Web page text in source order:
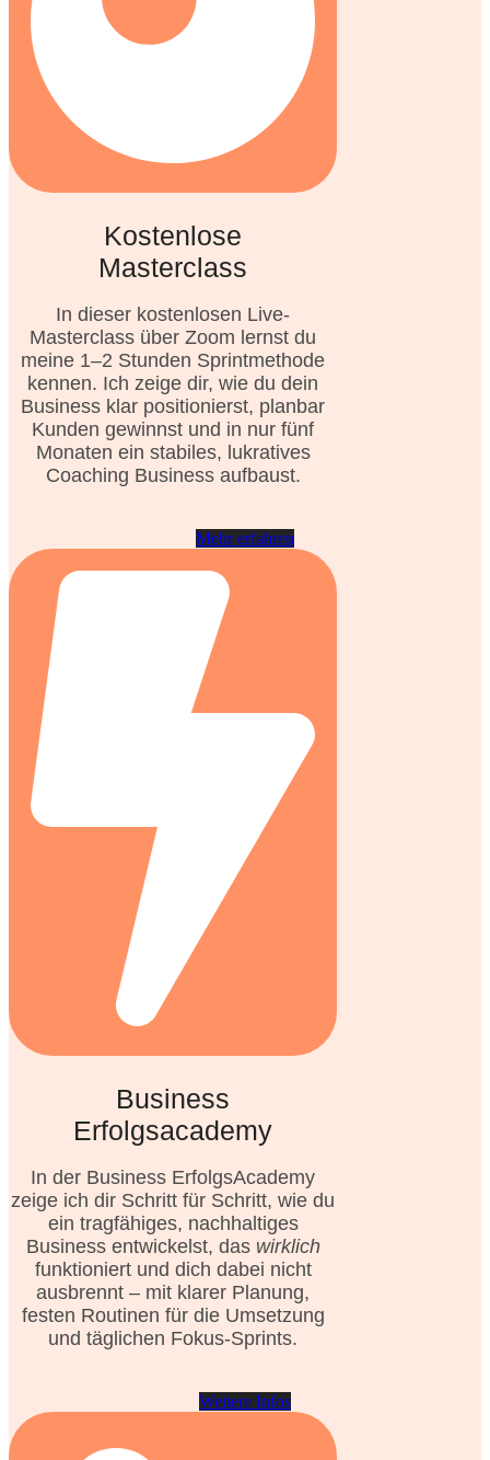
Kostenlose
Masterclass
In dieser kostenlosen Live-
Masterclass über Zoom lernst du
meine 1–2 Stunden Sprintmethode
kennen. Ich zeige dir, wie du dein
Business klar positionierst, planbar
Kunden gewinnst und in nur fünf
Monaten ein stabiles, lukratives
Coaching Business aufbaust.
Mehr erfahren
Business
Erfolgsacademy
In der Business ErfolgsAcademy
zeige ich dir Schritt für Schritt, wie du
ein tragfähiges, nachhaltiges
Business entwickelst, das wirklich
funktioniert und dich dabei nicht
ausbrennt – mit klarer Planung,
festen Routinen für die Umsetzung
und täglichen Fokus-Sprints.
Weitere Infos